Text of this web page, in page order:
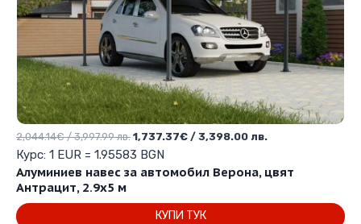
Алуминиев навес за автомобил Верона, цвят
Антрацит, 2.9х5 м
2,044.14€/ 3,997.99 лв. Original
price
was:
3,997.99 лв..
1,737.37€ / 3,398.00 лв.
е:
Курс: 1 EUR = 1.95583 BGN
КУПИ ТУК